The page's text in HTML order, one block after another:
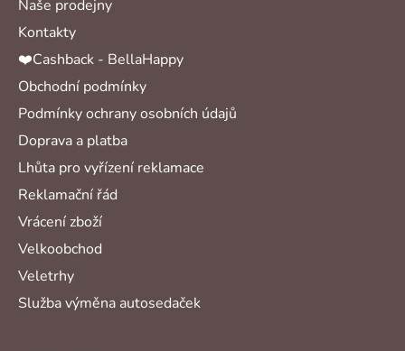
Naše prodejny
Kontakty
❤️Cashback - BellaHappy
Obchodní podmínky
Podmínky ochrany osobních údajů
Doprava a platba
Lhůta pro vyřízení reklamace
Reklamační řád
Vrácení zboží
Velkoobchod
Veletrhy
Služba výměna autosedaček